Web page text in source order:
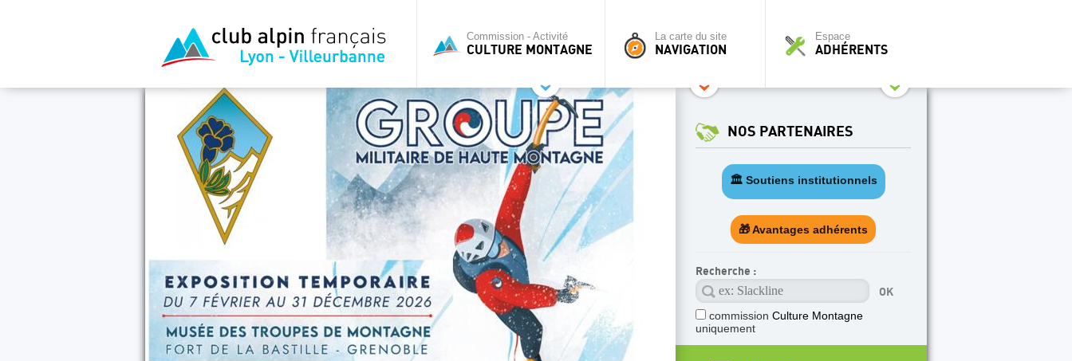
Commission - Activité
CULTURE MONTAGNE
La carte du site
NAVIGATION
Espace
ADHÉRENTS
NOS PARTENAIRES
🏛️ Soutiens institutionnels
🎁 Avantages adhérents
Recherche :
commission Culture Montagne
uniquement